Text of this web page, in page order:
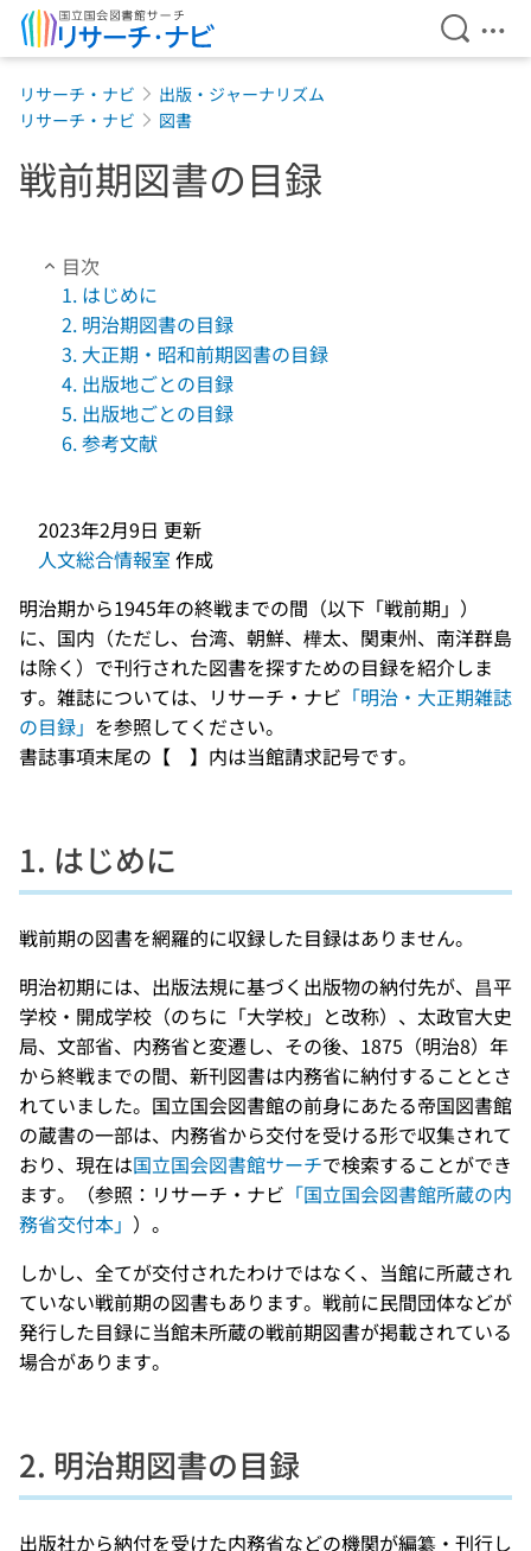
検索を
メ
リサーチ・ナビ
出版・ジャーナリズム
リサーチ・ナビ
図書
戦前期図書の目録
目次
1. はじめに
2. 明治期図書の目録
3. 大正期・昭和前期図書の目録
4. 出版地ごとの目録
5. 出版地ごとの目録
6. 参考文献
2023年2月9日 更新
人文総合情報室 作成
明治期から1945年の終戦までの間（以下「戦前期」）
に、国内（ただし、台湾、朝鮮、樺太、関東州、南洋群島
は除く）で刊行された図書を探すための目録を紹介しま
す。雑誌については、リサーチ・ナビ 「明治・大正期雑誌
の目録」 を参照してください。
書誌事項末尾の【 】内は当館請求記号です。
1. はじめに
戦前期の図書を網羅的に収録した目録はありません。
明治初期には、出版法規に基づく出版物の納付先が、昌平
学校・開成学校（のちに「大学校」と改称）、太政官大史
局、文部省、内務省と変遷し、その後、1875（明治8）年
から終戦までの間、新刊図書は内務省に納付することとさ
れていました。国立国会図書館の前身にあたる帝国図書館
の蔵書の一部は、内務省から交付を受ける形で収集されて
おり、現在は国立国会図書館サーチで検索することができ
ます。（参照：リサーチ・ナビ 「国立国会図書館所蔵の内
務省交付本」 ）。
しかし、全てが交付されたわけではなく、当館に所蔵され
ていない戦前期の図書もあります。戦前に民間団体などが
発行した目録に当館未所蔵の戦前期図書が掲載されている
場合があります。
2. 明治期図書の目録
出版社から納付を受けた内務省などの機関が編纂・刊行し